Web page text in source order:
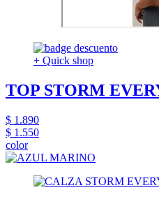
+ Quick shop
TOP STORM
$ 1.890
$ 1.550
color